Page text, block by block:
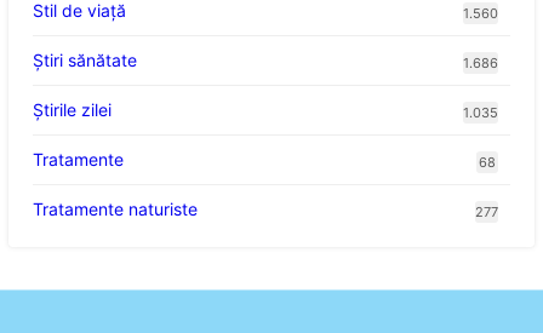
Stil de viaţă 1.560
Ştiri sănătate 1.686
Știrile zilei 1.035
Tratamente 68
Tratamente naturiste 277